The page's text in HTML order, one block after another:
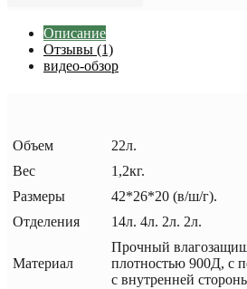
Описание
Отзывы (1)
видео-обзор
Объем
22л.
Вес
1,2кг.
Размеры
42*26*20 (в/ш/г).
Отделения
14л. 4л. 2л. 2л.
Материал
Прочный
плотностью 900Д, с
с внутренней